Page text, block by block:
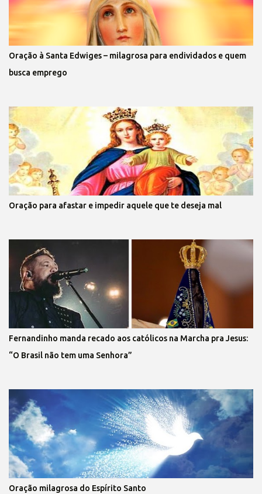
Oração à Santa Edwiges – milagrosa para endividados e quem
busca emprego
Oração para afastar e impedir aquele que te deseja mal
Fernandinho manda recado aos católicos na Marcha pra Jesus:
“O Brasil não tem uma Senhora”
Oração milagrosa do Espírito Santo